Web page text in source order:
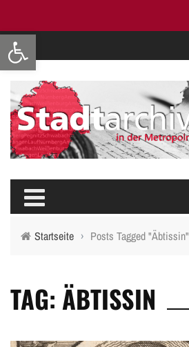
Werkzeugleiste öffnen
Startseite › Posts Tagged "Äbtissin"
TAG: ÄBTISSIN